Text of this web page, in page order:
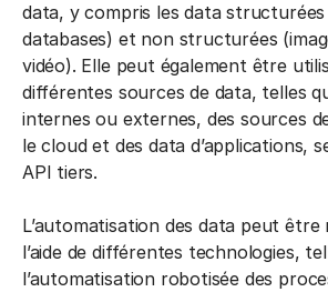
data, y compris les data
databases) et non structurées
vidéo). Elle peut également être
différentes sources de data, telles
internes ou externes, des sources
le cloud et des data d’applications,
API tiers.
L’automatisation des data peut
l’aide de différentes technologies,
l’automatisation robotisée des